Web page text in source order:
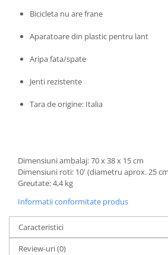
Stragoo Games
Topbright
Trefl
Vektory
Woody
Zoch
Bicicleta nu are frane
Aparatoare din plastic pentru lant
Aripa fata/spate
Jenti rezistente
Tara de origine: Italia
Dimensiuni ambalaj: 70 x 38 x 15 cm
Dimensiuni roti: 10' (diametru aprox. 25
Greutate: 4,4 kg
Informatii conformitate produs
Caracteristici
Review-uri(0)